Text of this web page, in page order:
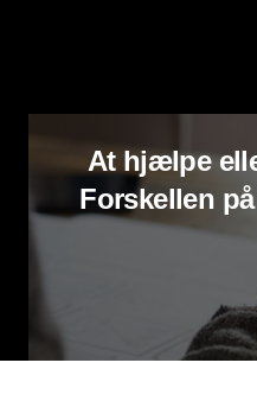
At hjælpe
Forskellen